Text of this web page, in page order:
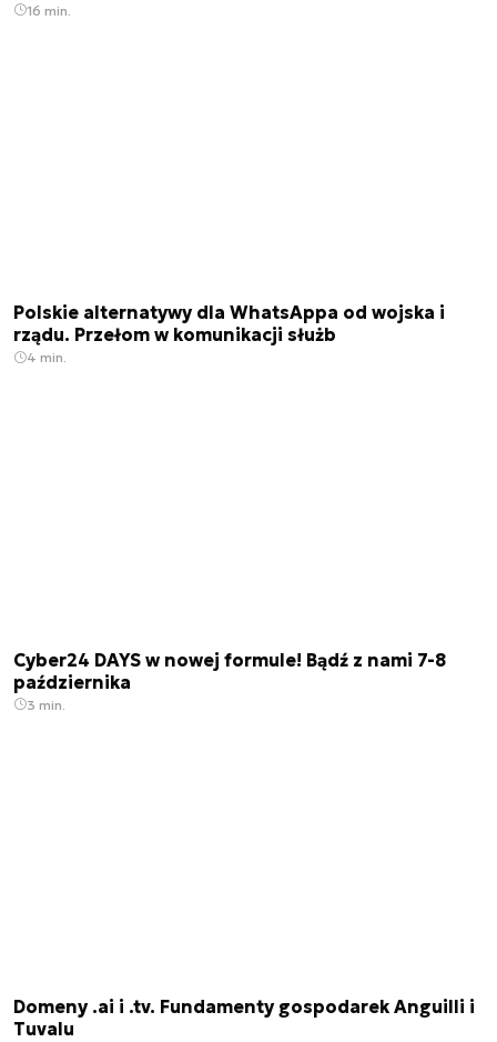
16 min.
Polskie alternatywy dla WhatsAppa od wojska i
rządu. Przełom w komunikacji służb
4 min.
Cyber24 DAYS w nowej formule! Bądź z nami 7-8
października
3 min.
Domeny .ai i .tv. Fundamenty gospodarek Anguilli i
Tuvalu